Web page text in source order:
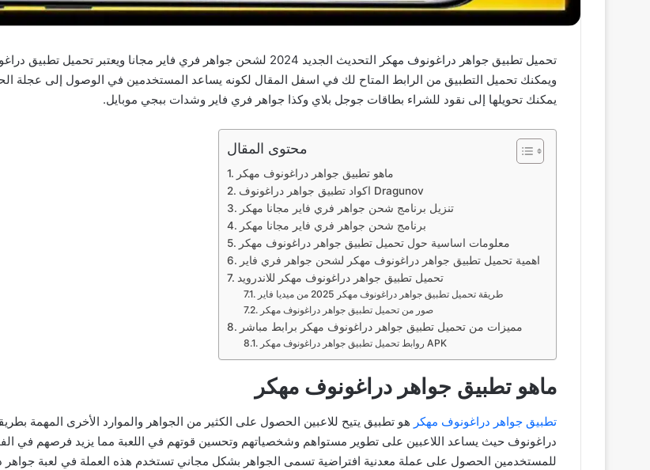
تحميل تطبيق جواهر دراغونوف مهكر التحديث الجديد 2024 لشحن جواهر فري
ويمكنك تحميل التطبيق من الرابط المتاح لك في اسفل المقال لكونه يساعد المستخدمين في الوصول إلى عجلة
يمكنك تحويلها إلى نقود للشراء بطاقات جوجل بلاي وكذا جواهر فري فاير وشدات ببجي موبايل.
محتوى المقال
ماهو تطبيق جواهر دراغونوف مهكر
اكواد تطبيق جواهر دراغونوف Dragunov
تنزيل برنامج شحن جواهر فري فاير مجانا مهكر
برنامج شحن جواهر فري فاير مجانا مهكر
معلومات اساسية حول تحميل تطبيق جواهر دراغونوف مهكر
اهمية تحميل تطبيق جواهر دراغونوف مهكر لشحن جواهر فري فاير
تحميل تطبيق جواهر دراغونوف مهكر للاندرويد
طريقة تحميل تطبيق جواهر دراغونوف مهكر 2025 من ميديا فاير
صور من تحميل تطبيق جواهر دراغونوف مهكر
مميزات من تحميل تطبيق جواهر دراغونوف مهكر برابط مباشر
روابط تحميل تطبيق جواهر دراغونوف مهكر APK
ماهو تطبيق جواهر دراغونوف مهكر
تطبيق جواهر دراغونوف مهكر هو تطبيق يتيح للاعبين الحصول على الكثير من الجواهر والموارد الأخرى المهمة
دراغونوف حيث يساعد اللاعبين على تطوير مستواهم وشخصياتهم وتحسين قوتهم في اللعبة مما يزيد فرصهم في
للمستخدمين الحصول على عملة معدنية افتراضية تسمى الجواهر بشكل مجاني تستخدم هذه العملة في لعبة جواهر